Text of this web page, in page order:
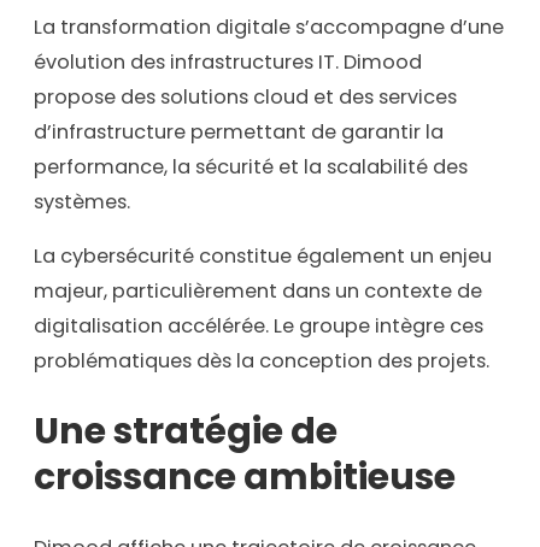
La transformation digitale s’accompagne d’une
évolution des infrastructures IT. Dimood
propose des solutions cloud et des services
d’infrastructure permettant de garantir la
performance, la sécurité et la scalabilité des
systèmes.
La cybersécurité constitue également un enjeu
majeur, particulièrement dans un contexte de
digitalisation accélérée. Le groupe intègre ces
problématiques dès la conception des projets.
Une stratégie de
croissance ambitieuse